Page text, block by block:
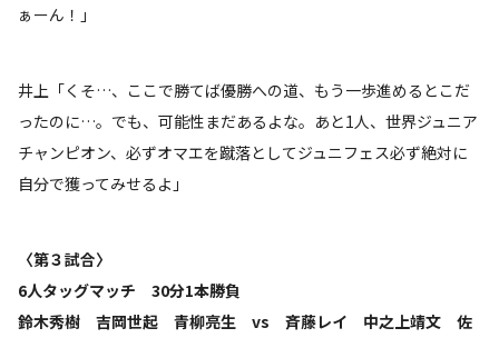
ぁーん！」
井上「くそ…、ここで勝てば優勝への道、もう一歩進めるとこだ
ったのに…。でも、可能性まだあるよな。あと1人、世界ジュニア
チャンピオン、必ずオマエを蹴落としてジュニフェス必ず絶対に
自分で獲ってみせるよ」
〈第３試合〉
6人タッグマッチ 30分1本勝負
鈴木秀樹 吉岡世起 青柳亮生 vs 斉藤レイ 中之上靖文 佐